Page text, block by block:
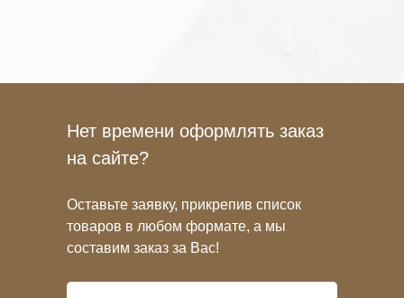
Нет времени оформлять заказ
на сайте?
Оставьте заявку, прикрепив список
товаров в любом формате, а мы
составим заказ за Вас!